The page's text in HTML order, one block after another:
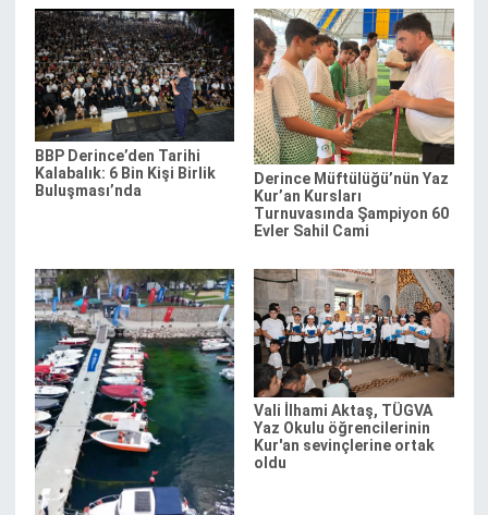
BBP Derince’den Tarihi
Kalabalık: 6 Bin Kişi Birlik
Buluşması’nda
Derince Müftülüğü’nün Yaz
Kur’an Kursları
Turnuvasında Şampiyon 60
Evler Sahil Cami
Vali İlhami Aktaş, TÜGVA
Yaz Okulu öğrencilerinin
Kur'an sevinçlerine ortak
oldu